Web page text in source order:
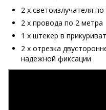
2 х светоизлучателя
2 х провода по 2 метра
1 х штекер в
2 х отрезка
надежной фиксации